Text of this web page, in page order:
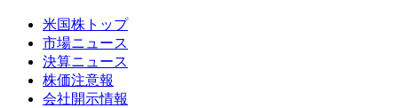
米国株トップ
市場ニュース
決算ニュース
株価注意報
会社開示情報